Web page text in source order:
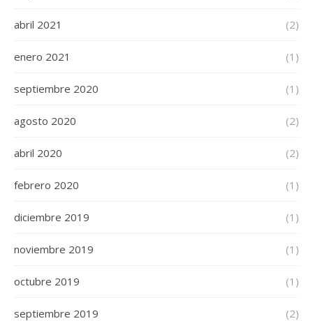
abril 2021 (2)
enero 2021 (1)
septiembre 2020 (1)
agosto 2020 (2)
abril 2020 (2)
febrero 2020 (1)
diciembre 2019 (1)
noviembre 2019 (1)
octubre 2019 (1)
septiembre 2019 (2)